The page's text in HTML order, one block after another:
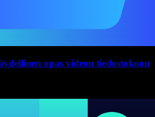
opas videon tiedostokoon